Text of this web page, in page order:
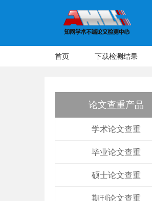
首页 下载检测结果
论文查重产品
学术论文查重
毕业论文查重
硕士论文查重
期刊论文查重